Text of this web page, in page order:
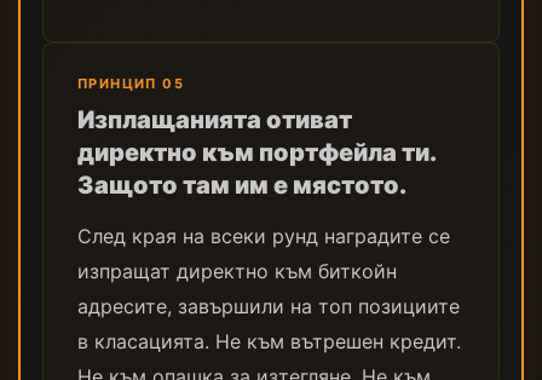
ПРИНЦИП 05
Изплащанията отиват
директно към портфейла ти.
Защото там им е мястото.
След края на всеки рунд наградите се
изпращат директно към биткойн
адресите, завършили на топ позициите
в класацията. Не към вътрешен кредит.